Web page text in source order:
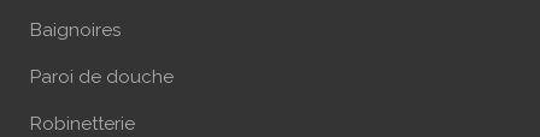
Baignoires
Paroi de douche
Robinetterie